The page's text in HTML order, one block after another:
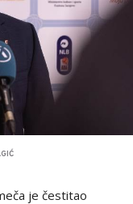
je čestitao